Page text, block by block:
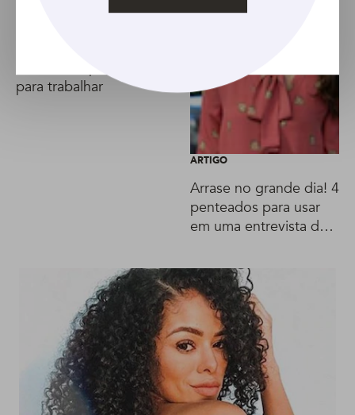
para trabalhar
ARTIGO
Arrase no grande dia! 4
penteados para usar
em uma entrevista de